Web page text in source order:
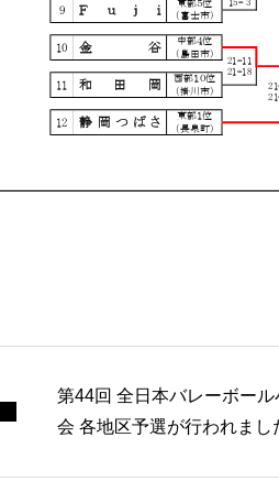
第44回 全日本バレーボール
会 各地区予選が行われまし